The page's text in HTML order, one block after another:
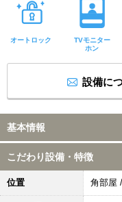
オートロック
TVモニター
ホン
設備に
基本情報
こだわり設備・特徴
位置 角部屋